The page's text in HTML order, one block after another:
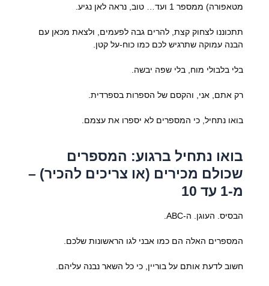
מטאפורה) ממספר 1 ועד… טוב, נראה לאן נגיע.
תתכוננו לצחוק קצת, להרים גבה לפעמים, ולצאת מכאן עם
הבנה עמוקה שתרגיש לכם כמו כוח-על קטן.
בלי בלבולי מוח, בלי שפה יבשה.
רק אתם, אני, והקסם של הספרות בספרדית.
בואו נתחיל, כי המספרים לא יספרו את עצמם.
בואו נתחיל ברגוע: המספרים
שכולם מכירים (או צריכים להכיר) –
מ-1 עד 10
הבסיס. העוגן. ה-ABC.
המספרים האלה הם כמו אבני לגו הראשונות שלכם.
חשוב לדעת אותם על בוריין, כי כל השאר נבנה עליהם.